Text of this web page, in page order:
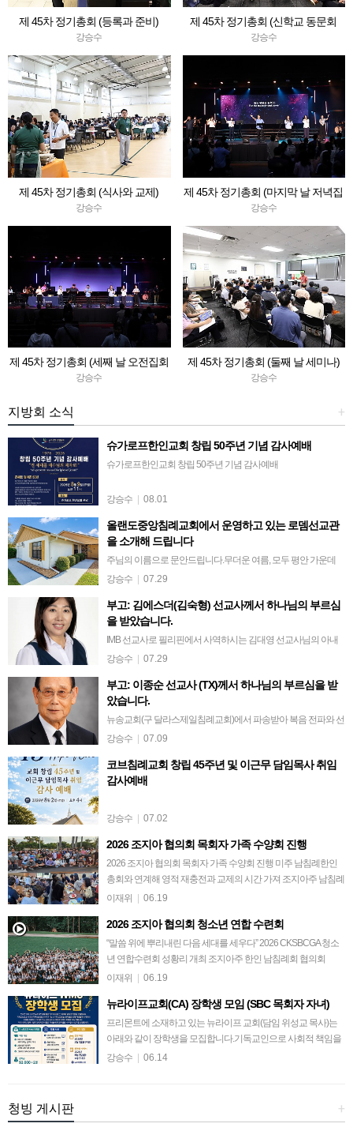
제 45차 정기총회 (등록과 준비)
강승수
제 45차 정기총회 (신학교 동문회
등)
강승수
제 45차 정기총회 (식사와 교제)
강승수
제 45차 정기총회 (마지막 날 저녁집
회 & 청소년축제)
강승수
제 45차 정기총회 (세째 날 오전집회
& 회순)
강승수
제 45차 정기총회 (둘째 날 세미나)
강승수
+
지방회 소식
슈가로프한인교회 창립 50주년 기념 감사예배
슈가로프한인교회 창립 50주년 기념 감사예배
강승수 08.01
올랜도중앙침례교회에서 운영하고 있는 로뎀선교관
을 소개해 드립니다
주님의 이름으로 문안드립니다.무더운 여름, 모두 평안 가운데
지내고 계신지요?올랜도 중앙침례교회에서 운영하고 있는 로뎀
이 헌신하시다가 재충전의 시간이 필요한…
강승수 07.29
부고: 김에스더(김숙형) 선교사께서 하나님의 부르심
을 받았습니다.
IMB 선교사로 필리핀에서 사역하시는 김대영 선교사님의 아내
이신 에스더 선교사께서 64세의 일기로, 2026년 7월 15일(수) 새
타까운 소식을 전해…
강승수 07.29
부고: 이종순 선교사 (TX)께서 하나님의 부르심을 받
았습니다.
뉴송교회(구 달라스제일침례교회)에서 파송받아 복음 전파와 선
교에 헌신하신 이종순 선교사님께서 1988년부터 1995년까지 파
로 하나님의 부르심을 받…
강승수 07.09
코브침례교회 창립 45주년 및 이근무 담임목사 취임
감사예배
강승수 07.02
2026 조지아 협의회 목회자 가족 수양회 진행
2026 조지아 협의회 목회자 가족 수양회 진행 미주 남침례한인
총회와 연계해 영적 재충전과 교제의 시간 가져 조지아주 남침례
회 한인교회 협의회(회장 김데이빗 목사)는 지난 6월 8일부터 9
이재위 06.19
2026 조지아 협의회 청소년 연합 수련회
“말씀 위에 뿌리내린 다음 세대를 세우다” 2026 CKSBCGA 청소
년 연합수련회 성황리 개최 조지아주 한인 남침례회 협의회
(CKSBCGA)가 주최한 2026 청소년 연합수련회가 지난 5월 26일
이재위 06.19
뉴라이프교회(CA) 장학생 모임 (SBC 목회자 자녀)
프리몬트에 소재하고 있는 뉴라이프 교회(담임 위성교 목사)는
아래와 같이 장학생을 모집합니다.기독교인으로 사회적 책임을
중요시 여기는 뉴라이프 교회는 학생들에게 장학금을 수여함으
강승수 06.14
+
청빙 게시판